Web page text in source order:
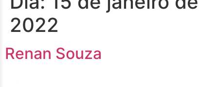
2022
Renan Souza